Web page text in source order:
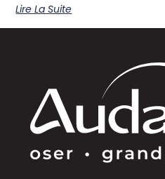
Lire La Suite